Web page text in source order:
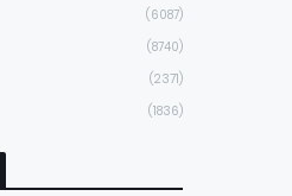
(6087)
(8740)
(2371)
(1836)